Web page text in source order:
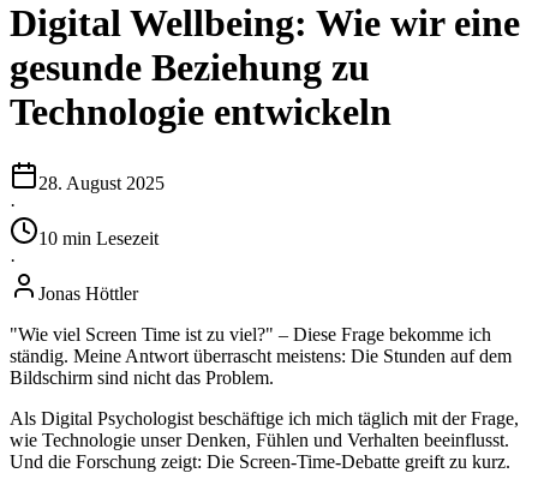
Digital Wellbeing: Wie wir eine
gesunde Beziehung zu
Technologie entwickeln
28. August 2025
·
10 min Lesezeit
·
Jonas Höttler
"Wie viel Screen Time ist zu viel?" – Diese Frage bekomme ich
ständig. Meine Antwort überrascht meistens: Die Stunden auf dem
Bildschirm sind nicht das Problem.
Als Digital Psychologist beschäftige ich mich täglich mit der Frage,
wie Technologie unser Denken, Fühlen und Verhalten beeinflusst.
Und die Forschung zeigt: Die Screen-Time-Debatte greift zu kurz.